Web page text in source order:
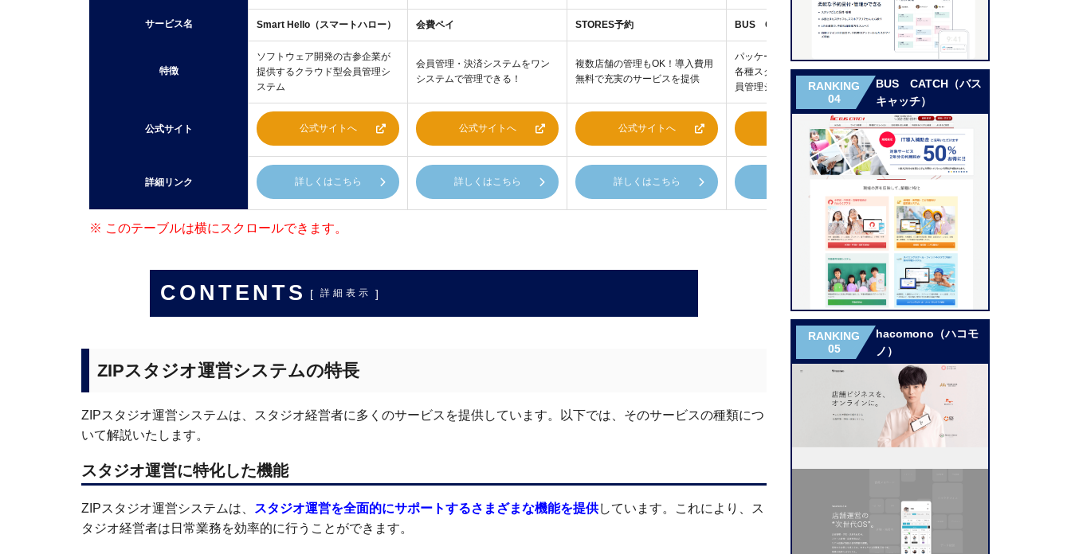
サービス名 Smart Hello（スマートハロー） 会費ペイ STORES予約 BUS CATCH（バスキャッチ） hacomono（ハコモノ）
特徴
ソフトウェア開発の古参企業が
提供するクラウド型会員管理シ
ステム
会員管理・決済システムをワン
システムで管理できる！
複数店舗の管理もOK！導入費用
無料で充実のサービスを提供
パッケージ化によって低価格、
各種スクール向けに提供する会
員管理システム
トフォン一つで完結する会員管
理・決済システム
公式サイト 公式サイトへ 公式サイトへ 公式サイトへ 公式サイトへ 公式サイトへ
詳細リンク 詳しくはこちら 詳しくはこちら 詳しくはこちら 詳しくはこちら 詳しくはこちら
CONTENTS [ 詳細表示 ]
ZIPスタジオ運営システムの特長
ZIPスタジオ運営システムは、スタジオ経営者に多くのサービスを提供しています。以下では、そのサービスの種類につ
いて解説いたします。
スタジオ運営に特化した機能
ZIPスタジオ運営システムは、 スタジオ運営を全面的にサポートするさまざまな機能を提供しています。これにより、ス
タジオ経営者は日常業務を効率的に行うことができます。
RANKING
04
BUS CATCH（バス
キャッチ）
RANKING
05
hacomono（ハコモ
ノ）